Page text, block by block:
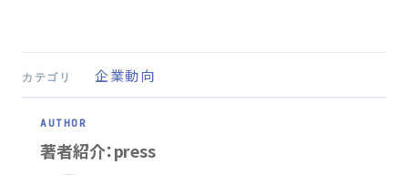
カテゴリ 企業動向
著者紹介：press